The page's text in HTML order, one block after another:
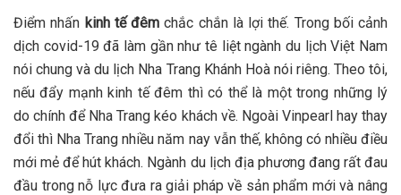
Điểm nhấn kinh tế đêm chắc chắn là lợi thế. Trong bối cảnh
dịch covid-19 đã làm gần như tê liệt ngành du lịch Việt Nam
nói chung và du lịch Nha Trang Khánh Hoà nói riêng. Theo tôi,
nếu đẩy mạnh kinh tế đêm thì có thể là một trong những lý
do chính để Nha Trang kéo khách về. Ngoài Vinpearl hay thay
đổi thì Nha Trang nhiều năm nay vẫn thế, không có nhiều điều
mới mẻ để hút khách. Ngành du lịch địa phương đang rất đau
đầu trong nỗ lực đưa ra giải pháp về sản phẩm mới và nâng